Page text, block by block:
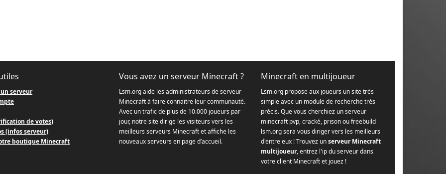
serveur
de votes)
(infos serveur)
boutique Minecraft
Vous avez un serveur Minecraft ?
Lsm.org aide les administrateurs de serveur
Minecraft à faire connaitre leur communauté.
Avec un trafic de plus de 10.000 joueurs par
jour, notre site dirige les visiteurs vers les
meilleurs serveurs Minecraft et affiche les
nouveaux serveurs en page d’accueil.
Minecraft en multijoueur
Lsm.org propose aux joueurs un site très
simple avec un module de recherche très
précis. Que vous cherchiez un serveur
minecraft pvp, cracké, prison ou freebuild
lsm.org sera vous diriger vers les meilleurs
d'entre eux ! Trouvez unserveur Minecraft
multijoueur, entrez l'ip du serveur dans
votre client Minecraft et jouez !